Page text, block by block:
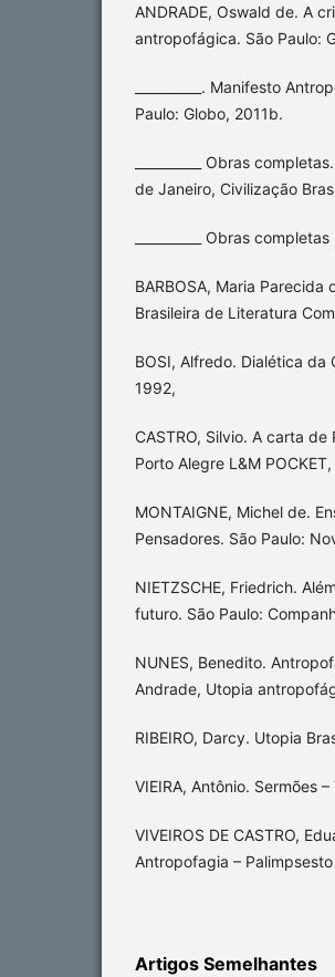
ANDRADE, Oswald de. A
antropofágica. São Paulo:
__________. Manifesto
Paulo: Globo, 2011b.
__________ Obras
de Janeiro, Civilização
__________ Obras completas
BARBOSA, Maria
Brasileira de Literatura
BOSI, Alfredo. Dialética da
1992,
CASTRO, Silvio. A carta
Porto Alegre L&M
MONTAIGNE, Michel de.
Pensadores. São Paulo:
NIETZSCHE, Friedrich.
futuro. São Paulo:
NUNES, Benedito.
Andrade, Utopia
RIBEIRO, Darcy. Utopia
VIEIRA, Antônio. Sermões
VIVEIROS DE CASTRO,
Antropofagia –
Artigos Semelhantes